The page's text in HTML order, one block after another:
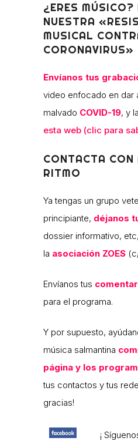
¿ERES MÚSICO?
NUESTRA
MUSICAL
CORONAVIRUS»
Envíanos tus
video enfocado en dar
malvado COVID-19, y
esta web (clic para
CONTACTA CON
RITMO
Ya tengas un grupo
principiante, déjanos
dossier informativo,
la asociación ZOES
Envíanos tus
para el programa.
Y por supuesto,
música salmantina
página y los
tus contactos y tus
gracias!
¡